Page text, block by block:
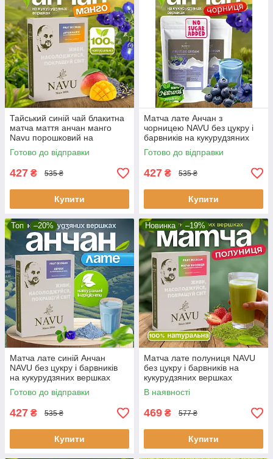
Тайський синій чай блакитна
матча маття анчан манго
Navu порошковий на
кукурудзяних вершках без
цукру 100 г
Готово до відправки
427 ₴ 535 ₴
Купити
Матча лате Анчан з
чорницею NAVU без цукру і
барвників на кукурудзяних
вершках бликитна матча 100
гГотово до відправки
427 ₴ 535 ₴
Купити
Топ –20%
Матча лате синій Анчан
NAVU без цукру і барвників
на кукурудзяних вершках
бликитна матча 100 г
Готово до відправки
427 ₴ 535 ₴
Купити
Новинка –19%
Матча лате полуниця NAVU
без цукру і барвників на
кукурудзяних вершках
японський чай 100 г
В наявності
469 ₴ 577 ₴
Купити